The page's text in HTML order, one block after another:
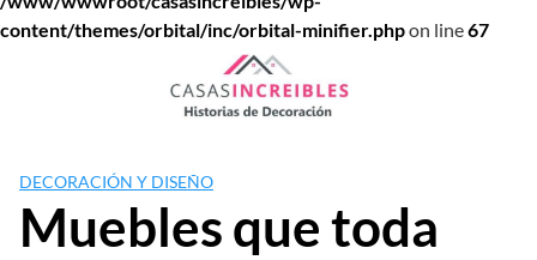
content/themes/orbital/inc/orbital-minifier.phpon line67
DECORACIÓN Y DISEÑO
Muebles que toda